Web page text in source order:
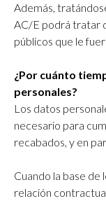
Además,
AC/E podrá tratar
públicos que le
¿Por cuánto
personales?
Los datos
necesario para
recabados, y en
Cuando la base de
relación